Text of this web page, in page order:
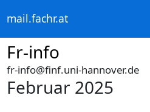
mail.fachr.at
Fr-info
fr-info@finf.uni-hannover.de
Februar 2025